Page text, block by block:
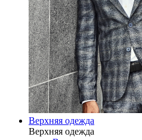
Верхняя одежда
Верхняя одежда